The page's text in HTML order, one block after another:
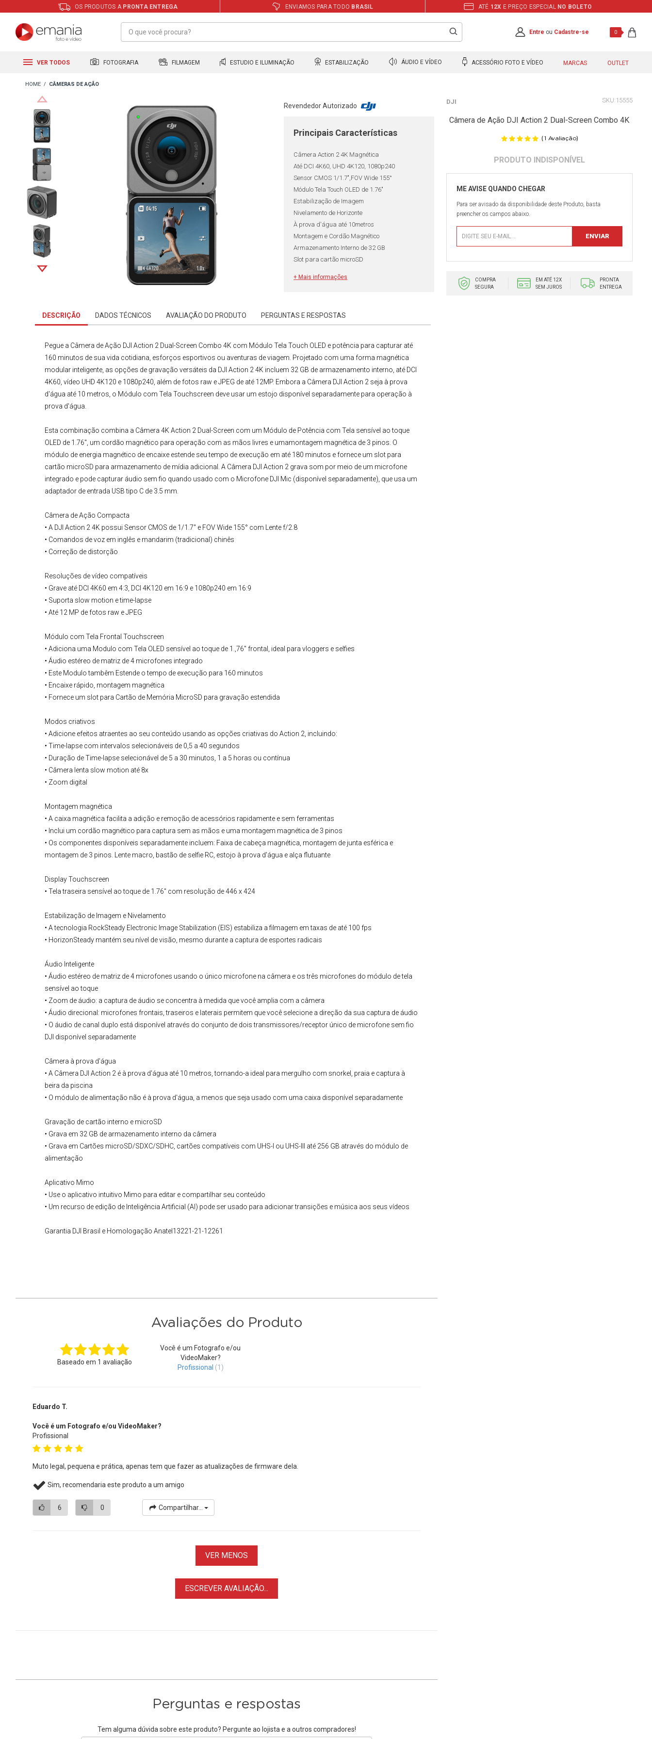
OS PRODUTOS A PRONTA ENTREGA ENVIAMOS PARA TODO BRASIL ATÉ 12X E PREÇO ESPECIAL NO BOLETO
Entre ou Cadastre-se 0
VER TODOS FOTOGRAFIA FILMAGEM ESTUDIO E ILUMINAÇÃO ESTABILIZAÇÃO ÁUDIO E VÍDEO ACESSÓRIO FOTO E VÍDEO MARCAS OUTLET
CÂMERAS DE AÇÃO
Revendedor Autorizado
Principais Características
Câmera Action 2 4K Magnética
Até DCI 4K60, UHD 4K120, 1080p240
Sensor CMOS 1/1.7",FOV Wide 155°
Módulo Tela Touch OLED de 1.76"
Estabilização de Imagem
Nivelamento de Horizonte
À prova d'água até 10metros
Montagem e Cordão Magnético
Armazenamento Interno de 32 GB
Slot para cartão microSD
Homologação Anatel13221-21-12261
+ Mais informações
DJI 15555
Câmera de Ação DJI Action 2 Dual-Screen Combo 4K
(1 Avaliação)
Para ser avisado da disponibilidade deste Produto, basta
preencher os campos abaixo.
COMPRA
SEGURA
EM ATÉ 12X
SEM JUROS
PRONTA
ENTREGA
DESCRIÇÃO DADOS TÉCNICOS AVALIAÇÃO DO PRODUTO PERGUNTAS E RESPOSTAS
Pegue a Câmera de Ação DJI Action 2 Dual-Screen Combo 4K com Módulo Tela Touch OLED e potência para capturar até
160 minutos de sua vida cotidiana, esforços esportivos ou aventuras de viagem. Projetado com uma forma magnética
modular inteligente, as opções de gravação versáteis da DJI Action 2 4K incluem 32 GB de armazenamento interno, até DCI
4K60, vídeo UHD 4K120 e 1080p240, além de fotos raw e JPEG de até 12MP. Embora a Câmera DJI Action 2 seja à prova
d'água até 10 metros, o Módulo com Tela Touchscreen deve usar um estojo disponível separadamente para operação à
prova d'água.
Esta combinação combina a Câmera 4K Action 2 Dual-Screen com um Módulo de Potência com Tela sensível ao toque
OLED de 1.76", um cordão magnético para operação com as mãos livres e umamontagem magnética de 3 pinos. O
módulo de energia magnético de encaixe estende seu tempo de execução em até 180 minutos e fornece um slot para
cartão microSD para armazenamento de mídia adicional. A Câmera DJI Action 2 grava som por meio de um microfone
integrado e pode capturar áudio sem fio quando usado com o Microfone DJI Mic (disponível separadamente), que usa um
adaptador de entrada USB tipo C de 3.5 mm.
Câmera de Ação Compacta
• A DJI Action 2 4K possui Sensor CMOS de 1/1.7" e FOV Wide 155° com Lente f/2.8
• Comandos de voz em inglês e mandarim (tradicional) chinês
• Correção de distorção
Resoluções de vídeo compatíveis
• Grave até DCI 4K60 em 4:3, DCI 4K120 em 16:9 e 1080p240 em 16:9
• Suporta slow motion e time-lapse
• Até 12 MP de fotos raw e JPEG
Módulo com Tela Frontal Touchscreen
• Adiciona uma Modulo com Tela OLED sensível ao toque de 1.,76" frontal, ideal para vloggers e selfies
• Áudio estéreo de matriz de 4 microfones integrado
• Este Modulo tambêm Estende o tempo de execução para 160 minutos
• Encaixe rápido, montagem magnética
• Fornece um slot para Cartão de Memória MicroSD para gravação estendida
Modos criativos
• Adicione efeitos atraentes ao seu conteúdo usando as opções criativas do Action 2, incluindo:
• Time-lapse com intervalos selecionáveis de 0,5 a 40 segundos
• Duração de Time-lapse selecionável de 5 a 30 minutos, 1 a 5 horas ou contínua
• Câmera lenta slow motion até 8x
• Zoom digital
Montagem magnética
• A caixa magnética facilita a adição e remoção de acessórios rapidamente e sem ferramentas
• Inclui um cordão magnético para captura sem as mãos e uma montagem magnética de 3 pinos
• Os componentes disponíveis separadamente incluem: Faixa de cabeça magnética, montagem de junta esférica e
montagem de 3 pinos. Lente macro, bastão de selfie RC, estojo à prova d'água e alça flutuante
Display Touchscreen
• Tela traseira sensível ao toque de 1.76" com resolução de 446 x 424
Estabilização de Imagem e Nivelamento
• A tecnologia RockSteady Electronic Image Stabilization (EIS) estabiliza a filmagem em taxas de até 100 fps
• HorizonSteady mantém seu nível de visão, mesmo durante a captura de esportes radicais
Áudio Inteligente
• Áudio estéreo de matriz de 4 microfones usando o único microfone na câmera e os três microfones do módulo de tela
sensível ao toque
• Zoom de áudio: a captura de áudio se concentra à medida que você amplia com a câmera
• Áudio direcional: microfones frontais, traseiros e laterais permitem que você selecione a direção da sua captura de áudio
• O áudio de canal duplo está disponível através do conjunto de dois transmissores/receptor único de microfone sem fio
DJI disponível separadamente
Câmera à prova d'água
• A Câmera DJI Action 2 é à prova d'água até 10 metros, tornando-a ideal para mergulho com snorkel, praia e captura à
beira da piscina
• O módulo de alimentação não é à prova d'água, a menos que seja usado com uma caixa disponível separadamente
Gravação de cartão interno e microSD
• Grava em 32 GB de armazenamento interno da câmera
• Grava em Cartões microSD/SDXC/SDHC, cartões compatíveis com UHS-I ou UHS-III até 256 GB através do módulo de
alimentação
Aplicativo Mimo
• Use o aplicativo intuitivo Mimo para editar e compartilhar seu conteúdo
• Um recurso de edição de Inteligência Artificial (AI) pode ser usado para adicionar transições e música aos seus vídeos
Garantia DJI Brasil e Homologação Anatel13221-21-12261
Avaliações do Produto
Baseado em 1 avaliação
Você é um Fotografo e/ou
VideoMaker?
Profissional (1)
Eduardo T.
Você é um Fotografo e/ou VideoMaker?
Profissional
Muto legal, pequena e prática, apenas tem que fazer as atualizações de firmware dela.
Sim, recomendaria este produto a um amigo
6 0 Compartilhar...
VER MENOS
ESCREVER AVALIAÇÃO...
Perguntas e respostas
Tem alguma dúvida sobre este produto? Pergunte ao lojista e a outros compradores!